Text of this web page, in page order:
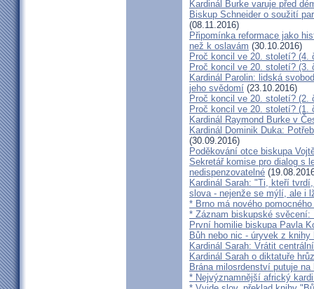
Kardinál Burke varuje před
Biskup Schneider o soužití
(08.11.2016)
Připomínka reformace jako
než k oslavám (30.10.2016)
Proč koncil ve 20. století? (4.
Proč koncil ve 20. století? (3.
Kardinál Parolin: lidská
jeho svědomí (23.10.2016)
Proč koncil ve 20. století? (2.
Proč koncil ve 20. století? (1.
Kardinál Raymond Burke v
Kardinál Dominik Duka:
(30.09.2016)
Poděkování otce biskupa
Sekretář komise pro dialog s
nedispenzovatelné
Kardinál Sarah: "Ti, kteří
slova - nejenže se mýlí, ale i
* Brno má nového
* Záznam biskupské svěcení:
První homilie biskupa Pavla
Bůh nebo nic - úryvek z knihy
Kardinál Sarah: Vrátit
Kardinál Sarah o diktatuře
Brána milosrdenství putuje
* Nejvýznamnější africký